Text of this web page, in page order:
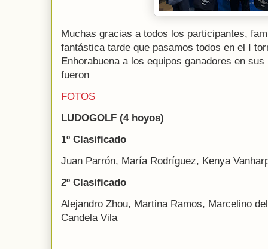
Muchas gracias a todos los participantes,
fantástica tarde que pasamos todos en el I
Enhorabuena a los equipos ganadores en
fueron
FOTOS
LUDOGOLF (4 hoyos)
1º Clasificado
Juan Parrón, María Rodríguez, Kenya
2º Clasificado
Alejandro Zhou, Martina Ramos, Marcelino
Candela Vila